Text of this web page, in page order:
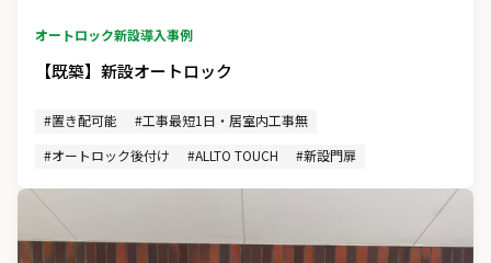
オートロック新設導入事例
【既築】新設オートロック
#置き配可能
#工事最短1日・居室内工事無
#オートロック後付け
#ALLTO TOUCH #新設門扉